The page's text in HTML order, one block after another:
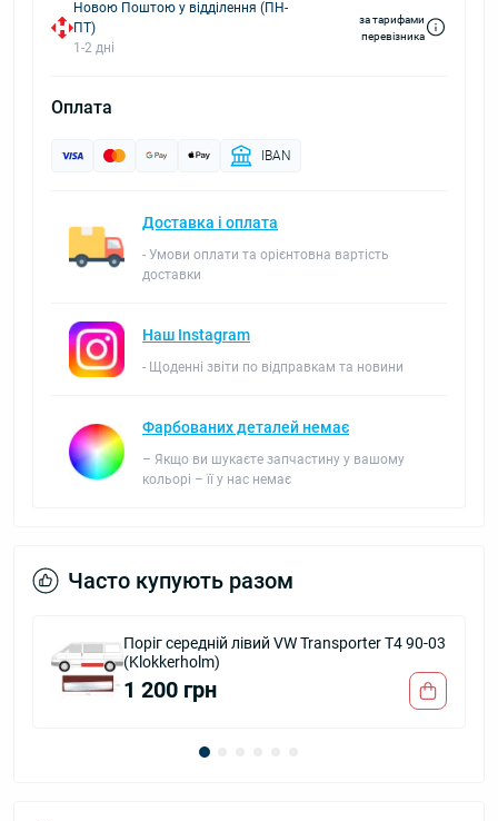
Новою Поштою у відділення (ПН-
ПТ)
1-2 дні
за тарифами
перевізника
Оплата
IBAN
Доставка і оплата
- Умови оплати та орієнтовна вартість
доставки
Наш Instagram
- Щоденні звіти по відправкам та новини
Фарбованих деталей немає
– Якщо ви шукаєте запчастину у вашому
кольорі – її у нас немає
Часто купують разом
Поріг середній лівий VW Transporter T4 90-03
(Klokkerholm)
1 200 грн